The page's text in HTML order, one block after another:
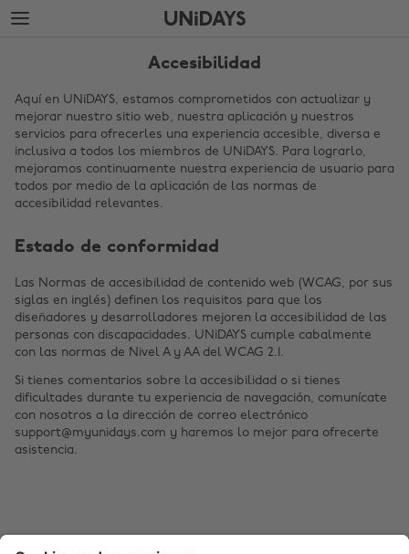
Saltar
al
Saltar
al
Accesibilidad
Aquí en UNiDAYS, estamos comprometidos con actualizar y
mejorar nuestro sitio web, nuestra aplicación y nuestros
servicios para ofrecerles una experiencia accesible, diversa e
inclusiva a todos los miembros de UNiDAYS. Para lograrlo,
mejoramos continuamente nuestra experiencia de usuario para
todos por medio de la aplicación de las normas de
accesibilidad relevantes.
Estado de conformidad
Las Normas de accesibilidad de contenido web (WCAG, por sus
siglas en inglés) definen los requisitos para que los
diseñadores y desarrolladores mejoren la accesibilidad de las
personas con discapacidades. UNiDAYS cumple cabalmente
con las normas de Nivel A y AA del WCAG 2.1.
Si tienes comentarios sobre la accesibilidad o si tienes
dificultades durante tu experiencia de navegación, comunícate
con nosotros a la dirección de correo electrónico
support@myunidays.com y haremos lo mejor para ofrecerte
asistencia.
Australia
Belgique
Brasil
Canada
Danmark
France
Nederland
New Zealand
Norge
Österreich
Schweiz
Suomi